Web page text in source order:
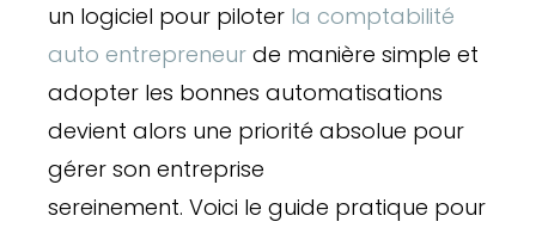
un logiciel pour piloter la comptabilité
auto entrepreneur de manière simple et
adopter les bonnes automatisations
devient alors une priorité absolue pour
gérer son entreprise
sereinement. Voici le guide pratique pour